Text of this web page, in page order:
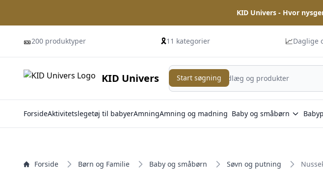
KID Univers - Hvor
🎫200 produktyper 🎗️11 kategorier 📈Daglige
KID Univers
Start søgning
Start søgning
ForsideAktivitetslegetøj til babyerAmningAmning og madning Baby og småbørn
Forside Børn og Familie Baby og småbørn Søvn og putning